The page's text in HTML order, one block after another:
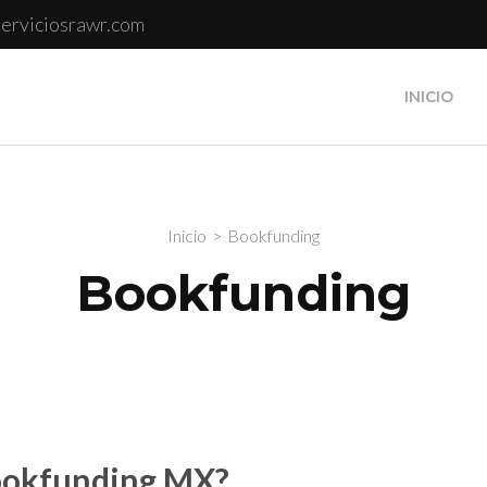
INICIO
Inicio > Bookfunding
Bookfunding